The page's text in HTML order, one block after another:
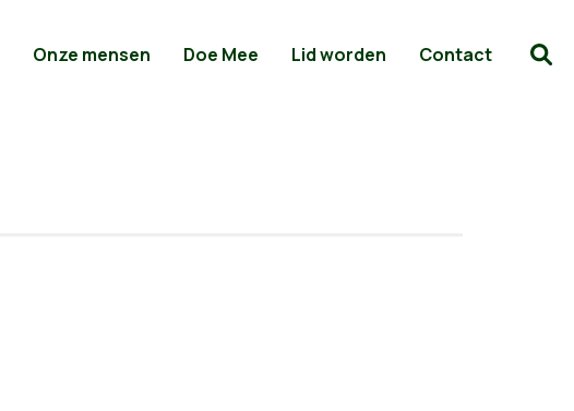
Onze mensen Doe Mee Lid worden Contact